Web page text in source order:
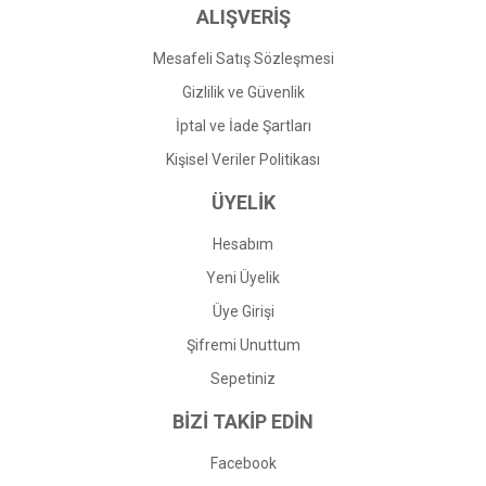
ALIŞVERİŞ
Mesafeli Satış Sözleşmesi
Gizlilik ve Güvenlik
İptal ve İade Şartları
Kişisel Veriler Politikası
ÜYELİK
Hesabım
Yeni Üyelik
Üye Girişi
Şifremi Unuttum
Sepetiniz
BİZİ TAKİP EDİN
Facebook